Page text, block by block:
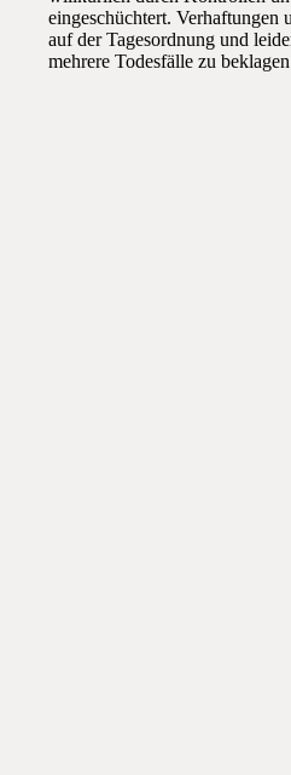
eingeschüchtert. Verhaftungen
auf der Tagesordnung und
mehrere Todesfälle zu